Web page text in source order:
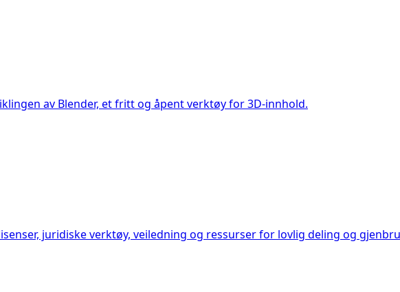
av Blender, et fritt og åpent verktøy for 3D-innhold.
juridiske verktøy, veiledning og ressurser for lovlig deling og